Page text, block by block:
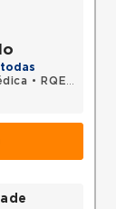
•
RQE 70001 - Cardiologia